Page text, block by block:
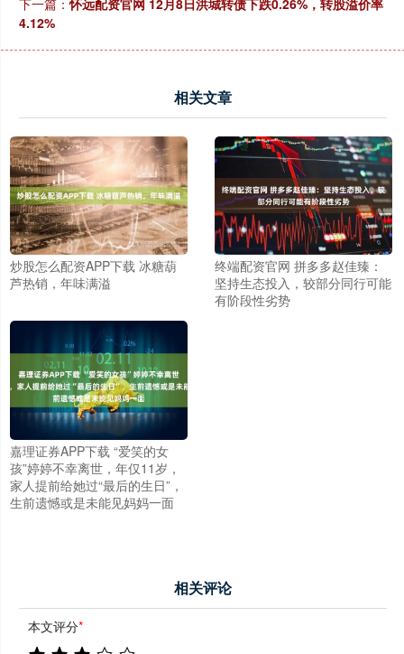
下一篇：怀远配资官网 12月8日洪城转债下跌0.26%，转股溢价率
4.12%
相关文章
炒股怎么配资APP下载 冰糖葫
芦热销，年味满溢
终端配资官网 拼多多赵佳臻：
坚持生态投入，较部分同行可能
有阶段性劣势
嘉理证券APP下载 “爱笑的女
孩”婷婷不幸离世，年仅11岁，
家人提前给她过“最后的生日”，
生前遗憾或是未能见妈妈一面
相关评论
本文评分*